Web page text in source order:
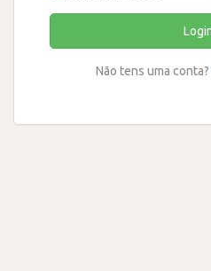
Não tens uma conta?